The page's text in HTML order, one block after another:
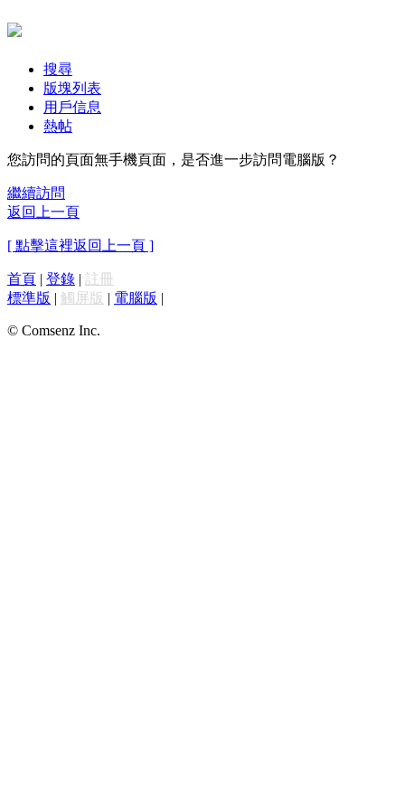
搜尋
版塊列表
用戶信息
熱帖
您訪問的頁面無手機頁面，是否進一步訪問電腦版？
繼續訪問
返回上一頁
[ 點擊這裡返回上一頁 ]
首頁 | 登錄 | 註冊
標準版 | 觸屏版 | 電腦版 |
© Comsenz Inc.